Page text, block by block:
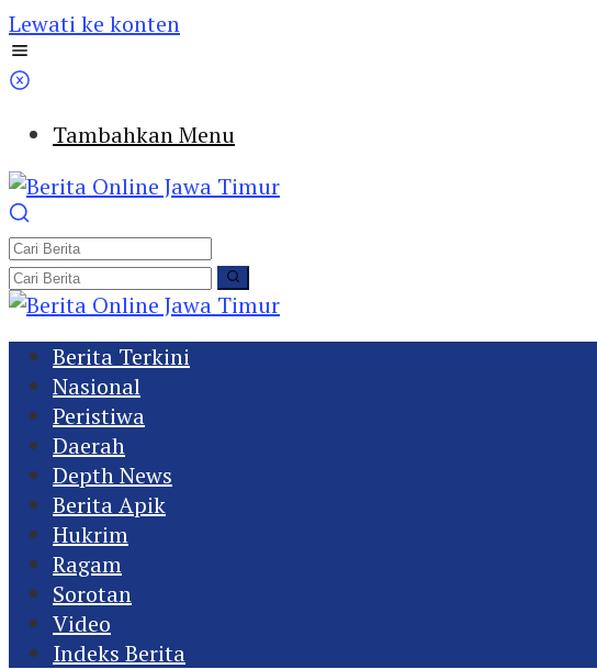
Lewati ke konten
Tambahkan Menu
Berita Terkini
Nasional
Peristiwa
Daerah
Depth News
Berita Apik
Hukrim
Ragam
Sorotan
Video
Indeks Berita